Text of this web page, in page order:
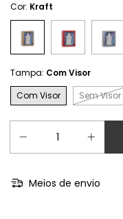
Cor: Kraft
Tampa: Com Visor
Com Visor
Sem Visor
Meios de envio